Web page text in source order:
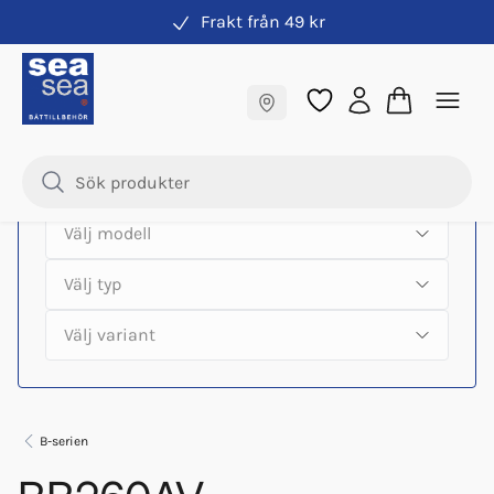
Frakt från 49 kr
Samma pris online & i butik
Hitta rätt produkter till din båtmotor
B-serien